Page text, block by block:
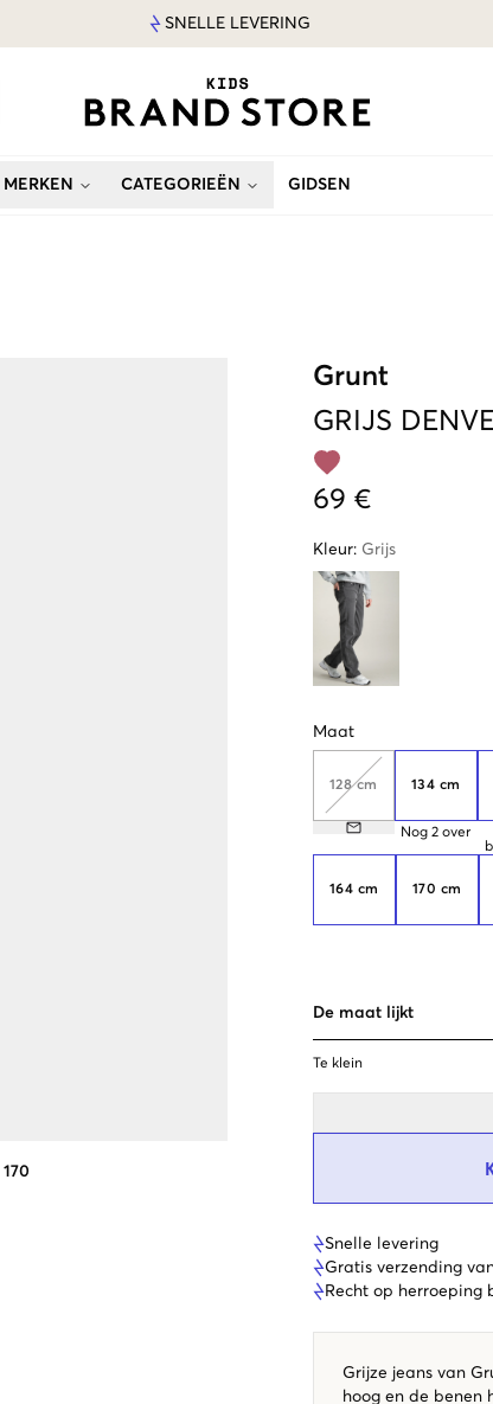
SNELLE LEVERING
MERKEN CATEGORIEËN GIDSEN
170
Grunt
GRIJS
69 €
Kleur: Grijs
Maat
128 cm 134 cm
Nog 2 over
164 cm 170 cm
De maat lijkt
Te klein
Snelle levering
Gratis verzending
Recht op herroeping
Grijze jeans van
hoog en de benen